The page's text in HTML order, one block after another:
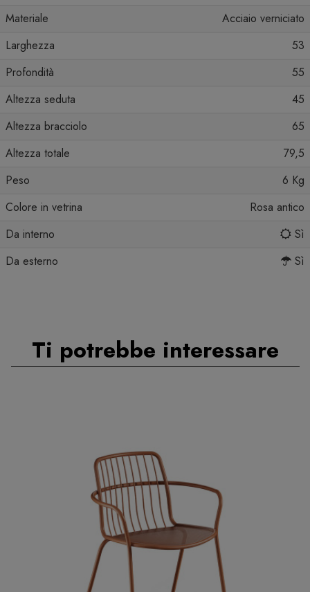
Materiale
Acciaio verniciato
Larghezza
53
Profondità
55
Altezza seduta
45
Altezza bracciolo
65
Altezza totale
79,5
Peso
6 Kg
Colore in vetrina
Rosa antico
Da interno
Sì
Da esterno
Sì
Ti potrebbe interessare